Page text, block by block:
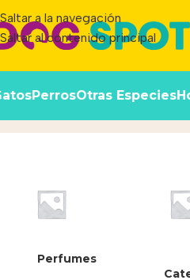
Saltar a la navegación
Saltar al contenido principal
PerrosOtras Especies
7613034479488
Perfumes